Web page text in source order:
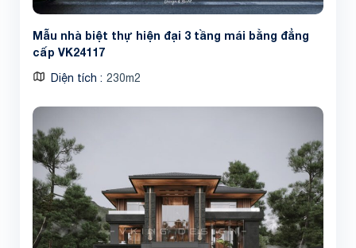
Mẫu nhà biệt thự hiện đại 3 tầng mái bằng đẳng
cấp VK24117
Diện tích 230m2